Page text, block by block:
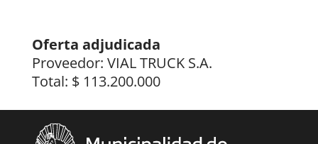
Oferta adjudicada
Proveedor: VIAL TRUCK S.A.
Total: $ 113.200.000